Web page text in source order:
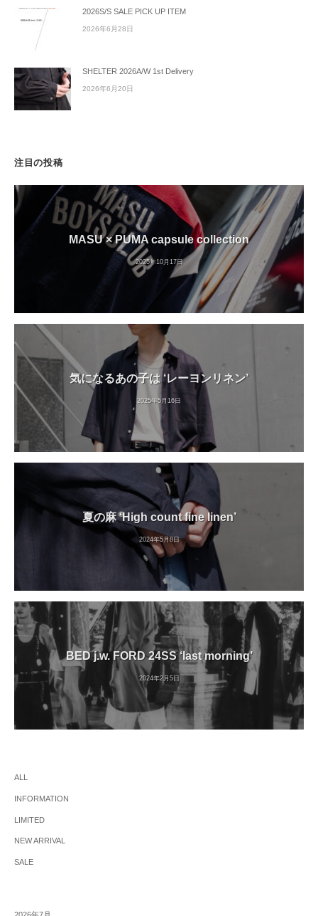
2026S/S SALE PICK UP ITEM
2026年6月28日
SHELTER 2026A/W 1st Delivery
2026年6月20日
注目の投稿
MASU × PUMA capsule collection
2025年10月17日
気になるあの子は ‘レーヨンリネン’
2025年5月16日
夏の麻 ‘High count fine linen’
2024年5月8日
BED j.w. FORD 24SS ‘last morning’
2024年2月5日
ALL
INFORMATION
LIMITED
NEW ARRIVAL
SALE
2026年7月